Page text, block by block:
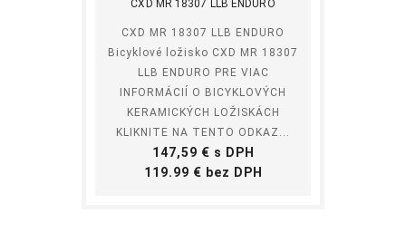
CXD MR 18307 LLB ENDURO
CXD MR 18307 LLB ENDURO
Bicyklové ložisko CXD MR 18307
LLB ENDURO PRE VIAC
INFORMÁCIÍ O BICYKLOVÝCH
KERAMICKÝCH LOŽISKÁCH
KLIKNITE NA TENTO ODKAZ...
Cena
147,59 € s DPH
119.99 € bez DPH